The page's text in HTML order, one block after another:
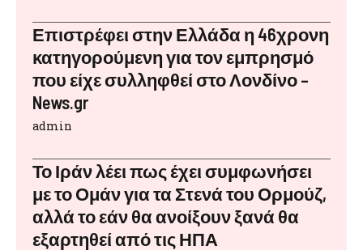
Επιστρέφει στην Ελλάδα η 46χρονη
κατηγορούμενη για τον εμπρησμό
που είχε συλληφθεί στο Λονδίνο –
News.gr
admin
Το Ιράν λέει πως έχει συμφωνήσει
με το Ομάν για τα Στενά του Ορμούζ,
αλλά το εάν θα ανοίξουν ξανά θα
εξαρτηθεί από τις ΗΠΑ